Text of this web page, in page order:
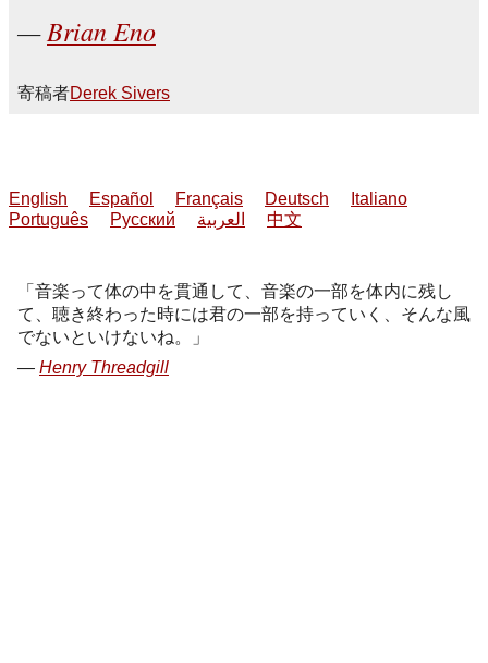
Brian Eno
寄稿者Derek Sivers
English Español Français Deutsch
Italiano
Português
Русский العربية 中文
音楽って体の中を貫通して、音楽の一部を体内に残し
て、聴き終わった時には君の一部を持っていく、そんな風
でないといけないね。
Henry Threadgill